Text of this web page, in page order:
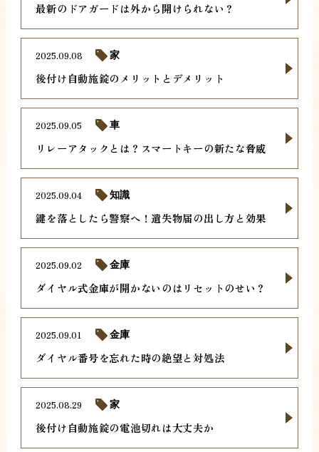
最新のドアガードは外から開けられない？
後付け自動施錠のメリットとデメリット
2025.09.08 家
リレーアタックとは？スマートキーの新たな脅威
2025.09.05 車
鍵を落としたら警察へ！遺失物届の出し方と効果
2025.09.04 知識
ダイヤル式金庫が開かないのはリセットのせい？
2025.09.02 金庫
ダイヤル番号を忘れた時の絶望と対処法
2025.09.01 金庫
後付け自動施錠の電池切れは大丈夫か
2025.08.29 家